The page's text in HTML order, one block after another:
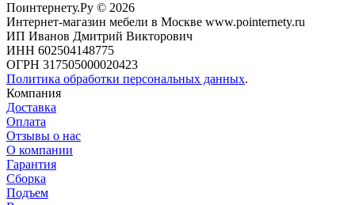
Поинтернету.Ру © 2026
Интернет-магазин мебели в Москве www.pointernety.ru
ИП Иванов Дмитрий Викторович
ИНН 602504148775
ОГРН 317505000020423
Политика обработки персональных данных.
Компания
Доставка
Оплата
Отзывы о нас
О компании
Гарантия
Сборка
Подъем